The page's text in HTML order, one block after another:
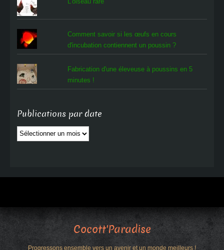
Comment savoir si les œufs en cours
d'incubation contiennent un poussin ?
Fabrication d'une éleveuse à poussins en 5
minutes !
Publications par date
Publications
par
Cocott'Paradise
Progressons ensemble vers un avenir et un monde meilleurs !